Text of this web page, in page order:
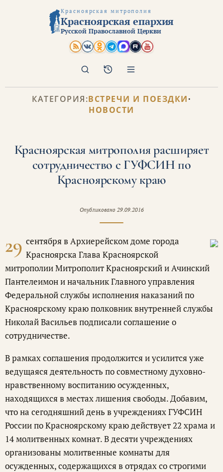
Красноярская митрополия
Красноярская епархия
Русской Православной Церкви
Архив
Поиск
КАТЕГОРИЯ:ВСТРЕЧИ И ПОЕЗДКИ·
НОВОСТИ
Красноярская митрополия расширяет
сотрудничество с ГУФСИН по
Красноярскому краю
Опубликовано 29.09.2016
29 сентября в Архиерейском доме города
Красноярска Глава Красноярской
митрополии Митрополит Красноярский и Ачинский
Пантелеимон и начальник Главного управления
Федеральной службы исполнения наказаний по
Красноярскому краю полковник внутренней службы
Николай Васильев подписали соглашение о
сотрудничестве.
В рамках соглашения продолжится и усилится уже
ведущаяся деятельность по совместному духовно-
нравственному воспитанию осужденных,
находящихся в местах лишения свободы. Добавим,
что на сегодняшний день в учреждениях ГУФСИН
России по Красноярскому краю действует 22 храма и
14 молитвенных комнат. В десяти учреждениях
организованы молитвенные комнаты для
осужденных, содержащихся в отрядах со строгими